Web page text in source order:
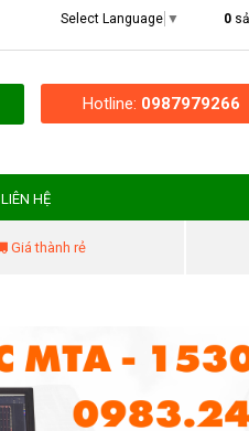
Select Language ▼ 0
Hotline: 0987979266
LIÊN HỆ
Giá thành rẻ